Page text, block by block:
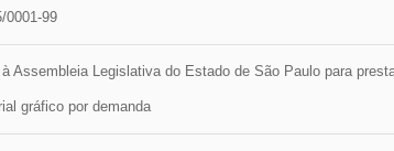
0001-99
Assembleia Legislativa do Estado de São Paulo para
gráfico por demanda